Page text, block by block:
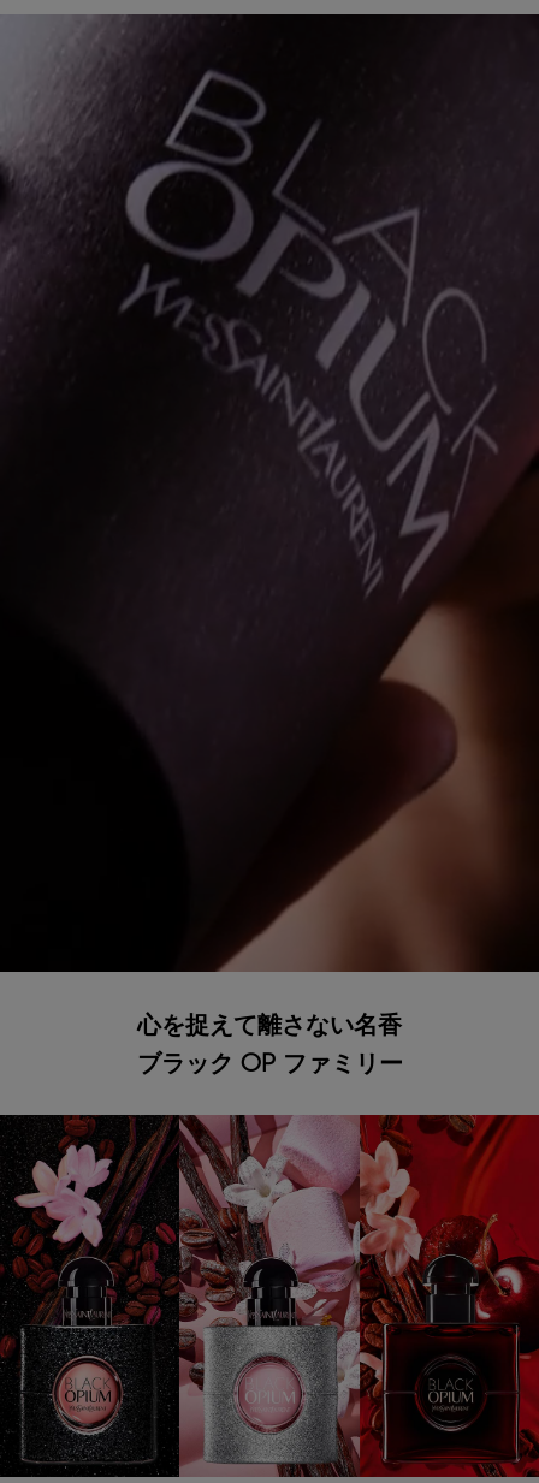
心を捉えて離さない名香
ブラック OP ファミリー